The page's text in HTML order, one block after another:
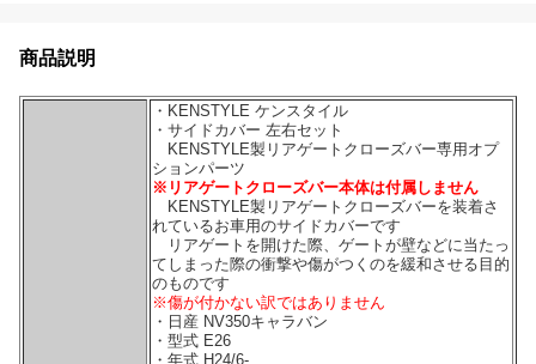
商品説明
・KENSTYLE ケンスタイル
・サイドカバー 左右セット
KENSTYLE製リアゲートクローズバー専用オプ
ションパーツ
※リアゲートクローズバー本体は付属しません
KENSTYLE製リアゲートクローズバーを装着さ
れているお車用のサイドカバーです
リアゲートを開けた際、ゲートが壁などに当たっ
てしまった際の衝撃や傷がつくのを緩和させる目的
のものです
※傷が付かない訳ではありません
・日産 NV350キャラバン
・型式 E26
・年式 H24/6-